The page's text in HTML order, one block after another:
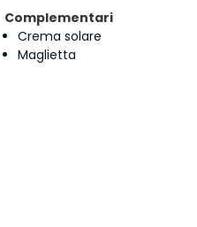
Complementari
Crema solare
Maglietta